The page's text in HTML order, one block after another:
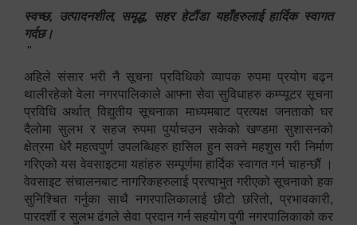
स्वच्छ, उत्पादनशील, समृद्ध, सहर हेटौंडा यहाँहरुलाई हार्दिक स्वागत
गर्दछ।
"
अहिले संसार भरी नै सूचना प्रविधिको व्यापक रुपमा प्रयोग बढ्न
थालीरहेको वेला नगरपालिकाले आफ्ना सेवा सुविधाहरु कम्प्यूटर सूचना
प्रविधि अर्थात् विद्युतीय सूचनाका माध्यमबाट प्रत्यक्ष जनताको घर
दैलोमा सुलभ र सहज रुपमा पुर्याचउन सकेको खण्डमा सुशासनको
क्षेत्रमा धेरै महत्वपुर्ण उपलब्धिहरु हासिल हुन सक्ने महशुस गरी निर्माण
गरिएको यस वेवसाइटमा यहांहरु सम्पूर्णमा हार्दिक स्वागत गर्न चाहन्छौं ।
वेवसाइट संचालनबाट नागरिकहरुलाई प्रत्याभुत गरीएको सूचनाको हक
सुनिश्चित गर्नुका साथै नगरपालिकालाई छीटो छरितो, प्रभावकारी,
पारदर्शी र सुलभ ढंगले सेवा प्रदान गर्न सहयोग पुगी नगरपालिकाको कर